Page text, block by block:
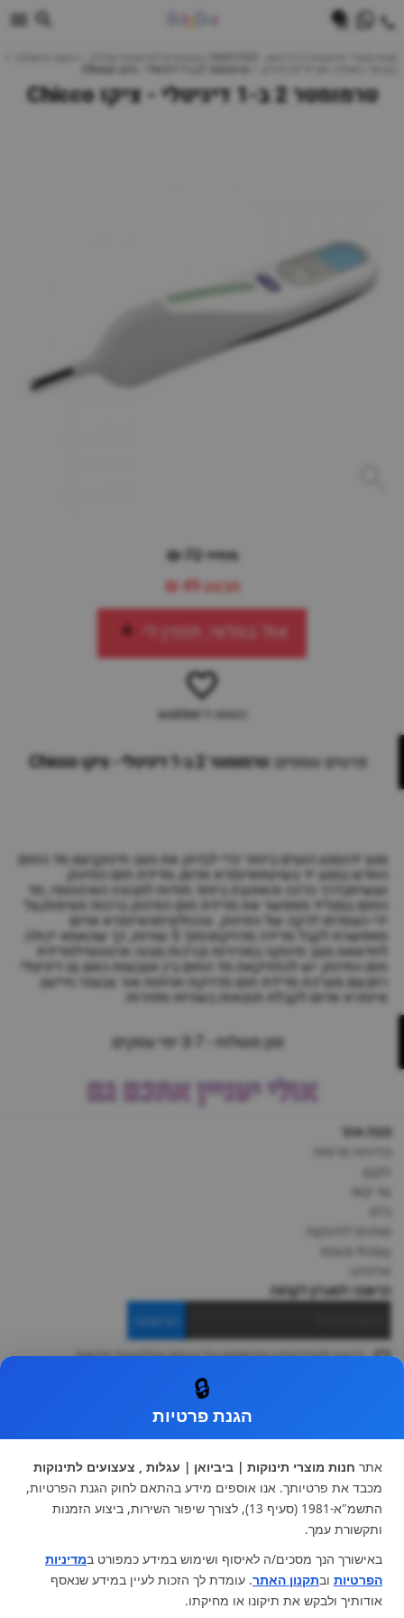
טרמומטר 2 ב-1 דיגיטלי - ציקו Chicco
מחיר 72 ₪
מבצע49 ₪
אזל במלאי, תזמין לי
הוספה ל-wishlist
פרטים נוספים:טרמומטר 2 ב-1 דיגיטלי - ציקו Chicco
מגע ידהמגע הנעים ביותר כדי לבדוק את מצב תינוקךעם מד החום
החדש במגע יד בשיטתאינפרא אדום, מדידת חום התינוק
נעשיתבדרך הרכה והאוהבת ביותר.תודות למבנהו הארגונומי, מד
החום במגדיד מאפשר את מדידת חום התינוק ברכות ונעימות,על
ידי הצמדתו לרקה של התינוק. טכנולוגיתהאינפרא אדום
מאפשרת לקבל מדידה מדויקתהתוך 5 שניות, כך שהאמא יכולה
לוודאאת מצב תינוקה במהירות וברכות.מבנה ארגונומילמדידת
חום התינוק יש להחזיקאת מד החום בין אצבעות האם.צג דיגיטלי
רחבעם מערכת מדידת חום מדויקת ואיתות אור צבעוני.חיישן
אינפרא אדום לקבלת תוצאות בשניות ספורות.
זמן משלוח - 3-7 ימי עסקים
אולי יעניין אתכם גם
מפת אתר
צור קשר
מותגים לתינוקות
black-friday
אודותינו
הרשמה למועדון לקוחות
הרשמה
ברצוני לקבל מידע ופרסומות על הנחות וקולקציות חדשות
עגלות וטיולונים
כיסא בטיחות ואביזרים
ריהוט לתינוקות
מצעים למיטת תינוק וטקסטיל
צעצועי ילדים
על גלגלים
הנקה והאכלה
מוצרי אמבטיה
מוזמנים לבקר אותנו:
🔒
הגנת פרטיות
אתר חנות מוצרי תינוקות | ביביואן | עגלות , צעצועים לתינוקות
מכבד את פרטיותך. אנו אוספים מידע בהתאם לחוק הגנת הפרטיות,
התשמ"א-1981 (סעיף 13), לצורך שיפור השירות, ביצוע הזמנות
ותקשורת עמך.
באישורך הנך מסכים/ה לאיסוף ושימוש במידע כמפורט במדיניות
הפרטיות ובתקנון האתר. עומדת לך הזכות לעיין במידע שנאסף
אודותיך ולבקש את תיקונו או מחיקתו.